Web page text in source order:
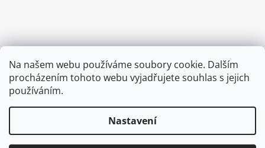
Na našem webu používáme soubory cookie. Dalším
procházením tohoto webu vyjadřujete souhlas s jejich
používáním.
Nastavení
Provozní doba:
8.00 - 15.00 hod (pondělí - pátek)